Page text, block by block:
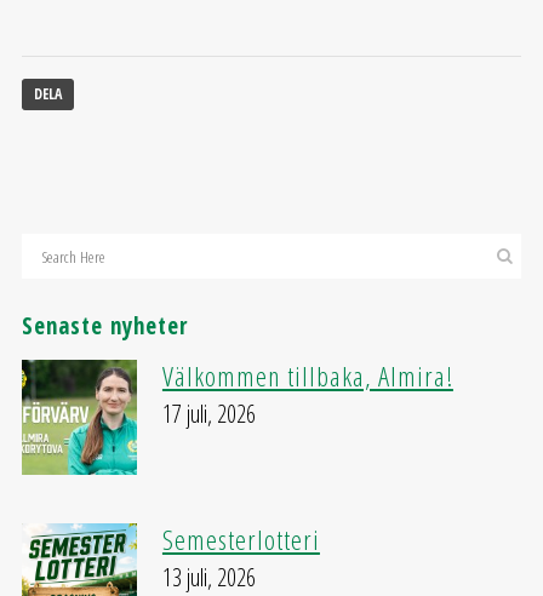
DELA
Senaste nyheter
Välkommen tillbaka, Almira!
17 juli, 2026
Semesterlotteri
13 juli, 2026